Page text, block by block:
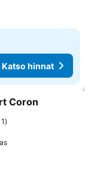
Katso hinnat
Coron